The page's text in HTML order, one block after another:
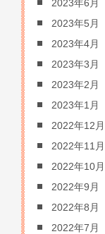
2023年6月
2023年5月
2023年4月
2023年3月
2023年2月
2023年1月
2022年12月
2022年11月
2022年10月
2022年9月
2022年8月
2022年7月